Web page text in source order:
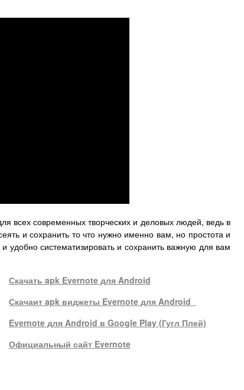
всех современных творческих и деловых людей, ведь в
и сохранить то что нужно именно вам, но простота и
удобно систематизировать и сохранить важную для вам
Скачать apk Evernote для Android
Скачаит apk виджеты Evernote для Android
Evernote для Android в Google Play (Гугл Плей)
Официальный сайт Evernote